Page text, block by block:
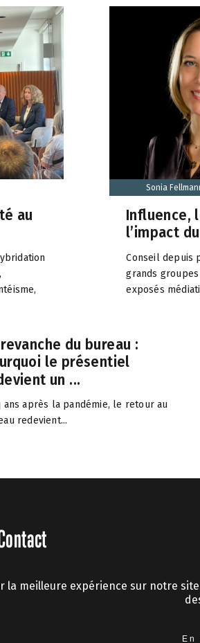
au
Sonia
Influence,
l’impact
Conseil depuis
grands
exposés
du bureau :
le présentiel
un ...
ans après la pandémie, le retour au
redevient...
la meilleure expérience sur notre